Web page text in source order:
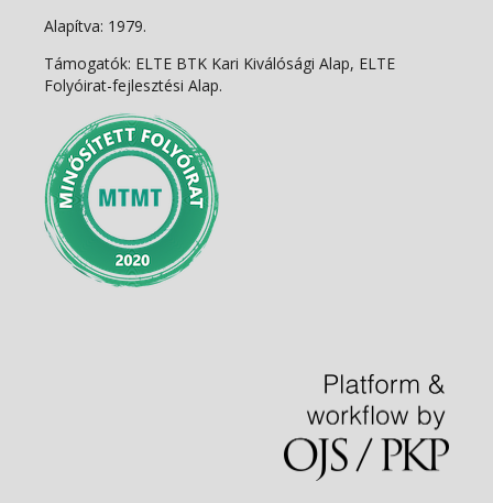
Alapítva: 1979.
Támogatók: ELTE BTK Kari Kiválósági Alap, ELTE
Folyóirat-fejlesztési Alap.